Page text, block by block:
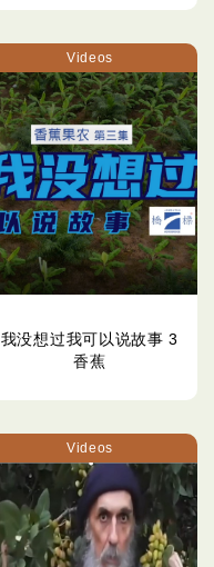
Videos
我没想过我可以说故事 3
香蕉
Videos